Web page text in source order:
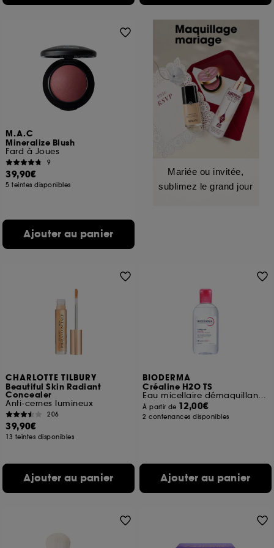
M.A.C
Mineralize Blush
Fard à Joues
9
39,90€
5 teintes disponibles
Ajouter au panier
Mariée ou invitée,
sublimez le grand jour
CHARLOTTE TILBURY
Beautiful Skin Radiant
Concealer
Anti-cernes lumineux
206
39,90€
13 teintes disponibles
Ajouter au panier
BIODERMA
Créaline H2O TS
Eau micellaire démaquillante peaux très sèches
À partir de 12,00€
2 contenances disponibles
Ajouter au panier